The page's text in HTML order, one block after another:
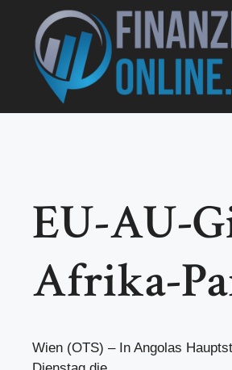
springen
EU-AU-
Afrika-
Wien (OTS) – In Angolas